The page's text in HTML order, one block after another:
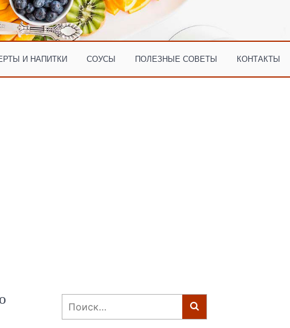
И НАПИТКИ СОУСЫ ПОЛЕЗНЫЕ СОВЕТЫ КОНТАКТЫ
Найти: